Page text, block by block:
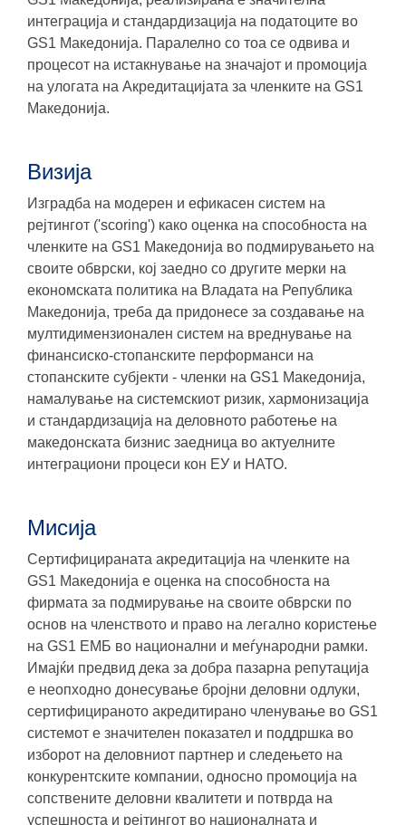
интеграција и стандардизација на податоците во
GS1 Македонија. Паралелно со тоа се одвива и
процесот на истакнување на значајот и промоција
на улогата на Акредитацијата за членките на GS1
Македонија.
Визија
Изградба на модерен и ефикасен систем на
рејтингот ('scoring') како оценка на способноста на
членките на GS1 Македонија во подмирувањето на
своите обврски, кој заедно со другите мерки на
економската политика на Владата на Република
Македонија, треба да придонесе за создавање на
мултидимензионален систем на вреднување на
финансиско-стопанските перформанси на
стопанските субјекти - членки на GS1 Македонија,
намалување на системскиот ризик, хармонизација
и стандардизација на деловното работење на
македонската бизнис заедница во актуелните
интеграциони процеси кон ЕУ и НАТО.
Мисија
Сертифицираната акредитација на членките на
GS1 Македонија е оценка на способноста на
фирмата за подмирување на своите обврски по
основ на членството и право на легално користење
на GS1 ЕМБ во национални и меѓународни рамки.
Имајќи предвид дека за добра пазарна репутација
е неопходно донесување бројни деловни одлуки,
сертифицираното акредитирано членување во GS1
системот е значителен показател и поддршка во
изборот на деловниот партнер и следењето на
конкурентските компании, односно промоција на
сопствените деловни квалитети и потврда на
успешноста и рејтингот во националната и